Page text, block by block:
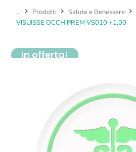
... Prodotti Salute e Benessere
VISUISSE OCCH PREM VS010 +1,00
In offerta!